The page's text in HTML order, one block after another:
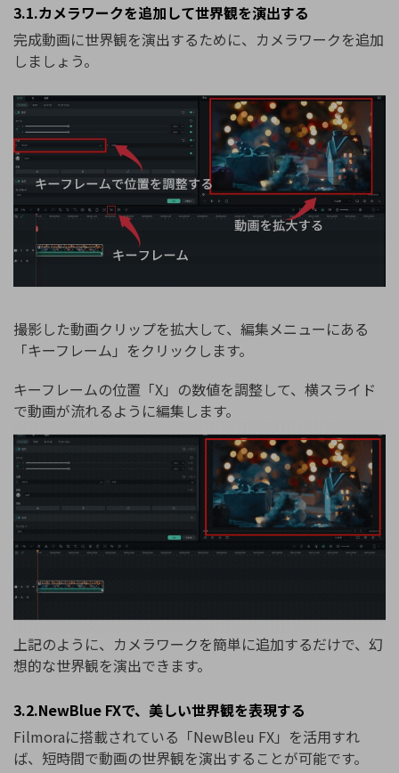
3.1.カメラワークを追加して世界観を演出する
完成動画に世界観を演出するために、カメラワークを追加
しましょう。
撮影した動画クリップを拡大して、編集メニューにある
「キーフレーム」をクリックします。
キーフレームの位置「X」の数値を調整して、横スライド
で動画が流れるように編集します。
上記のように、カメラワークを簡単に追加するだけで、幻
想的な世界観を演出できます。
3.2.NewBlue FXで、美しい世界観を表現する
Filmoraに搭載されている「NewBleu FX」を活用すれ
ば、短時間で動画の世界観を演出することが可能です。